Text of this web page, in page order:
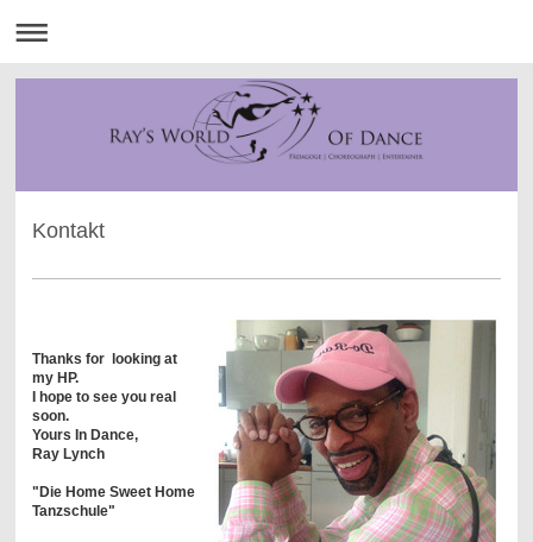
Kontakt
Thanks for looking at
my HP.
I hope to see you real
soon.
Yours In Dance,
Ray Lynch
"Die Home Sweet Home
Tanzschule"